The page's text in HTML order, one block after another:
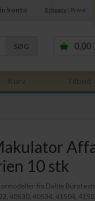
konto Erhverv Privat
0,00
Kurv Tilbud
10 stk
fra Dahle
40530, 40534, 41504,